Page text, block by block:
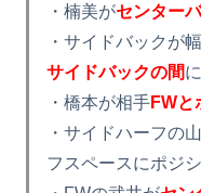
・楠美がセンター
・サイドバックが
サイドバックの間
・橋本が相手FWと
・サイドハーフの
フスペースにポジ